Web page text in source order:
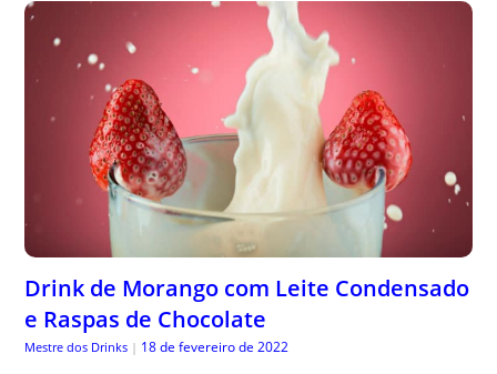
Drink de Morango com Leite Condensado
e Raspas de Chocolate
Mestre dos Drinks | 18 de fevereiro de 2022